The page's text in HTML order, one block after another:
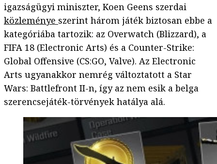
igazságügyi miniszter, Koen Geens szerdai
közleménye szerint három játék biztosan ebbe a
kategóriába tartozik: az Overwatch (Blizzard), a
FIFA 18 (Electronic Arts) és a Counter-Strike:
Global Offensive (CS:GO, Valve). Az Electronic
Arts ugyanakkor nemrég változtatott a Star
Wars: Battlefront II-n, így az nem esik a belga
szerencsejáték-törvények hatálya alá.